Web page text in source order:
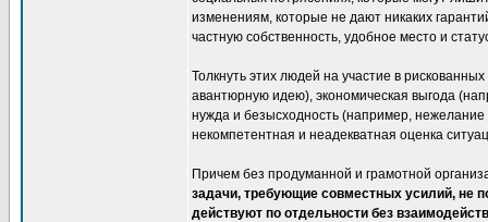
изменениям, которые не дают никаких
частную собственность, удобное место и
Толкнуть этих людей на участие в
авантюрную идею), экономическая выгода
нужда и безысходность (например,
некомпетентная и неадекватная оценка
Причем без продуманной и грамотной
задачи, требующие совместных усилий, не
действуют по отдельности без